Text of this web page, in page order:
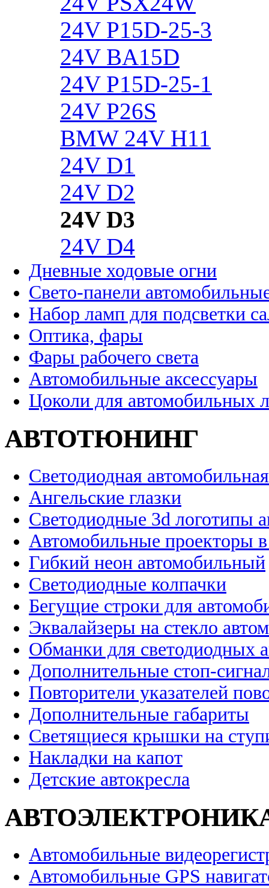
24V P15D-25-3
24V BA15D
24V P15D-25-1
24V P26S
BMW 24V H11
24V D1
24V D2
24V D3
24V D4
Дневные ходовые огни
Свето-панели
Набор ламп для подсветки
Оптика, фары
Фары рабочего света
Автомобильные аксессуары
Цоколи для автомобильных
АВТОТЮНИНГ
Светодиодная
Ангельские глазки
Светодиодные 3d логотипы
Автомобильные проекторы
Гибкий неон автомобильный
Светодиодные колпачки
Бегущие строки для
Эквалайзеры на стекло
Обманки для светодиодных
Дополнительные стоп-
Повторители указателей
Дополнительные габариты
Светящиеся крышки на
Накладки на капот
Детские автокресла
Автомобильные
Автомобильные GPS